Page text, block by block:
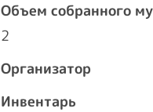
Объем собранного
2
Организатор
Инвентарь